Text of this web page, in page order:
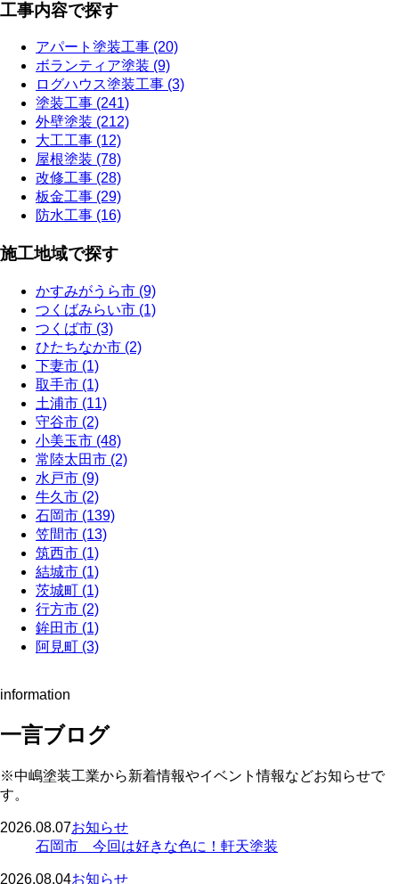
工事内容で探す
アパート塗装工事 (20)
ボランティア塗装 (9)
ログハウス塗装工事 (3)
塗装工事 (241)
外壁塗装 (212)
大工工事 (12)
屋根塗装 (78)
改修工事 (28)
板金工事 (29)
防水工事 (16)
施工地域で探す
かすみがうら市 (9)
つくばみらい市 (1)
つくば市 (3)
ひたちなか市 (2)
下妻市 (1)
取手市 (1)
土浦市 (11)
守谷市 (2)
小美玉市 (48)
常陸太田市 (2)
水戸市 (9)
牛久市 (2)
石岡市 (139)
笠間市 (13)
筑西市 (1)
結城市 (1)
茨城町 (1)
行方市 (2)
鉾田市 (1)
阿見町 (3)
information
一言ブログ
※中嶋塗装工業から新着情報やイベント情報などお知らせで
す。
2026.08.07お知らせ
石岡市 今回は好きな色に！軒天塗装
2026.08.04お知らせ